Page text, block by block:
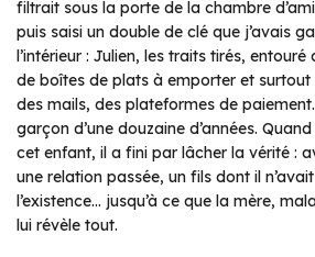
filtrait sous la porte de la chambre
puis saisi un double de clé que j’avais
l’intérieur : Julien, les traits tirés,
de boîtes de plats à emporter et surtout
des mails, des plateformes de
garçon d’une douzaine d’années.
cet enfant, il a fini par lâcher la vérité :
une relation passée, un fils dont il
l’existence… jusqu’à ce que la mère,
lui révèle tout.